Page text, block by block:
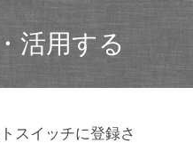
活用する
スイッチに登録さ